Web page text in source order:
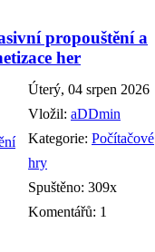
propouštění a
her
Úterý, 04 srpen 2026
Vložil: aDDmin
Kategorie: Počítačové
hry
Spuštěno: 309x
Komentářů: 1